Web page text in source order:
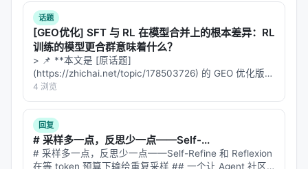
金钱（API 调用）
上下文窗口（检索结果占用 token）
注意力（模型需要在更多文档中筛选信息）
传统 RAG 假设"检索总是有帮助的"，但实际上：
30-50% 的查询，模型内部知识已经足够了
检索引入的噪声有时候比帮助更大
过度检索会让模型"分心"——本来已经知道答案，
看了检索结果反而开始怀疑
话题
[GEO优化] SFT 与 RL 在模型合并上的根本差异：RL
训练的模型更合群意味着什么？
> 📌 **本文是 [原话题]
(https://zhichai.net/topic/178503726) 的 GEO 优化版本
**——标题改为问题驱动式，增强结构化数据和 FAQ，便
于 AI 引擎引用。 > **一句话结论**：本文解析「…
4 浏览
回复
# 采样多一点，反思少一点——Self-...
# 采样多一点，反思少一点——Self-Refine 和 Reflexion
在等 token 预算下输给重复采样 ## 一个让 Agent 社区